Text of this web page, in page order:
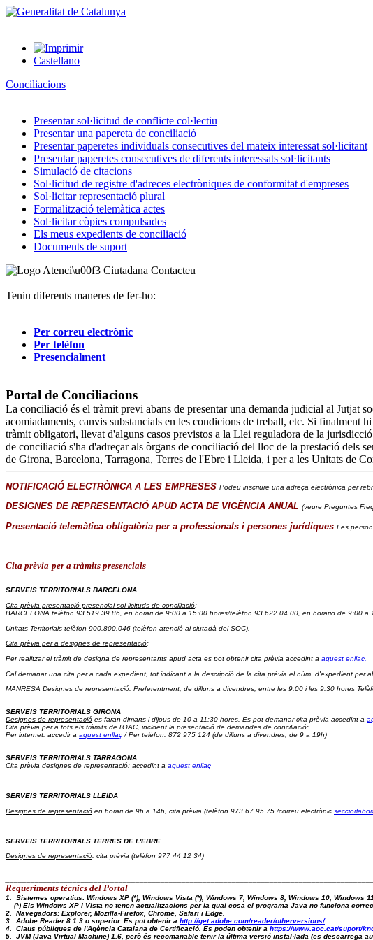
Castellano
Conciliacions
Presentar sol·licitud de conflicte col·lectiu
Presentar una papereta de conciliació
Presentar paperetes individuals consecutives del mateix interessat sol·licitant
Presentar paperetes consecutives de diferents interessats sol·licitants
Simulació de citacions
Sol·licitud de registre d'adreces electròniques de conformitat d'empreses
Sol·licitar representació plural
Formalització telemàtica actes
Sol·licitar còpies compulsades
Els meus expedients de conciliació
Documents de suport
Contacteu
Teniu diferents maneres de fer-ho:
Per correu electrònic
Per telèfon
Presencialment
Portal de Conciliacions
La conciliació és el tràmit previ abans de presentar una demanda judicial al Jutjat
acomiadaments, canvis substancials en les condicions de treball, etc. Si
tràmit obligatori, llevat d'alguns casos previstos a la Llei reguladora de la
de conciliació s'ha d'adreçar als òrgans de conciliació del lloc de la prestació dels
de Girona, Barcelona, Tarragona, Terres de l'Ebre i Lleida, i per a les Unitats de
NOTIFICACIÓ ELECTRÒNICA A LES EMPRESES Podeu inscriure una adreça electrònica per
DESIGNES DE REPRESENTACIÓ APUD ACTA DE VIGÈNCIA ANUAL (veure Preguntes
Presentació telemàtica obligatòria per a professionals i persones jurídiques Les
Cita prèvia per a tràmits presencials
SERVEIS TERRITORIALS BARCELONA
Cita prèvia presentació presencial sol·licituds de conciliació:
BARCELONA telèfon 93 519 39 86 , en horari de 9:00 a 15:00 hores/telèfon 93 622 04 00, en horario de 9:00 a
Unitats Territorials telèfon 900.800.046 (telèfon atenció al ciutadà del SOC).
Cita prèvia per a designes de representació:
Per realitzar el tràmit de designa de representants apud acta es pot obtenir cita prèvia accedint a aquest enllaç.
Cal demanar una cita per a cada expedient, tot indicant a la descripció de la cita prèvia el núm. d'expedient per
MANRESA Designes de representació: Preferentment, de dilluns a divendres, entre les 9:00 i les 9:30 hores
SERVEIS TERRITORIALS GIRONA
Designes de representació es faran dimarts i dijous de 10 a 11:30 hores. Es pot demanar cita prèvia accedint a
Cita prèvia per a tots els tràmits de l'OAC, incloent la presentació de demandes de conciliació:
Per internet: accedir a aquest enllaç / Per telèfon: 872 975 124 (de dilluns a divendres, de 9 a 19h)
SERVEIS TERRITORIALS TARRAGONA
Cita prèvia designes de representació: accedint a aquest enllaç
SERVEIS TERRITORIALS LLEIDA
Designes de representació en horari de 9h a 14h, cita prèvia (telèfon 973 67 95 75 /correu electrònic
SERVEIS TERRITORIALS TERRES DE L'EBRE
Designes de representació: cita prèvia (telèfon 977 44 12 34)
Requeriments tècnics del Portal
1.  Sistemes operatius: Windows XP (*), Windows Vista (*), Windows 7, Windows 8, Windows 10, Windows
(*) Els Windows XP i Vista no tenen actualitzacions per la qual cosa el programa Java no funciona
2.  Navegadors: Explorer, Mozilla-Firefox, Chrome, Safari i Edge.
3.  Adobe Reader 8.1.3 o superior. Es pot obtenir a http://get.adobe.com/reader/otherversions/.
4.  Claus públiques de l'Agència Catalana de Certificació. Es poden obtenir a https://www.aoc.cat/suport/
5.  JVM (Java Virtual Machine) 1.6, però és recomanable tenir la última versió instal·lada (es descarrega